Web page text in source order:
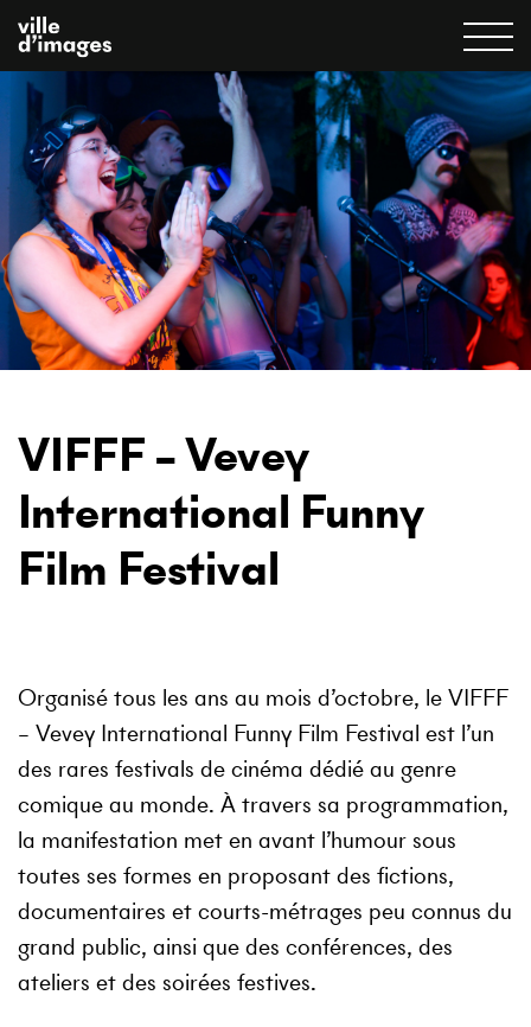
VIFFF – Vevey
International Funny
Film Festival
Organisé tous les ans au mois d’octobre, le VIFFF
– Vevey International Funny Film Festival est l’un
des rares festivals de cinéma dédié au genre
comique au monde. À travers sa programmation,
la manifestation met en avant l’humour sous
toutes ses formes en proposant des fictions,
documentaires et courts-métrages peu connus du
grand public, ainsi que des conférences, des
ateliers et des soirées festives.